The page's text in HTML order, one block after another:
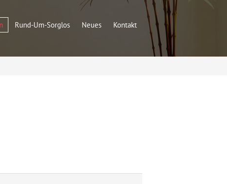
Rund-Um-Sorglos Neues Kontakt